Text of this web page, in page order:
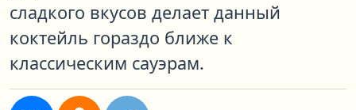
сладкого вкусов делает данный
коктейль гораздо ближе к
классическим сауэрам.